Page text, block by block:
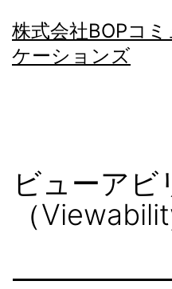
ン
テ
株式会社BOPコミ
ケーションズ
ビューアビ
（